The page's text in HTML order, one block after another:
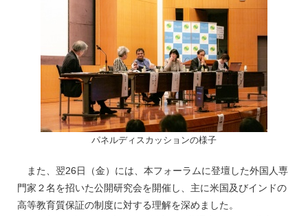
パネルディスカッションの様子
また、翌26日（金）には、本フォーラムに登壇した外国人専
門家２名を招いた公開研究会を開催し、主に米国及びインドの
高等教育質保証の制度に対する理解を深めました。